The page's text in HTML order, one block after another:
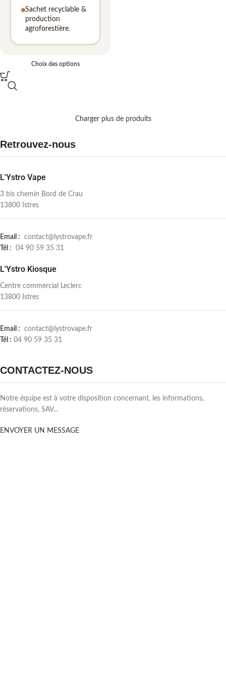
Sachet recyclable &
production
agroforestière.
Choix des options
Charger plus de produits
Retrouvez-nous
L'Ystro Vape
3 bis chemin Bord de Crau
13800 Istres
Email : contact@lystrovape.fr
Tél : 04 90 59 35 31
L'Ystro Kiosque
Centre commercial Leclerc
13800 Istres
Email : contact@lystrovape.fr
Tél : 04 90 59 35 31
CONTACTEZ-NOUS
Notre équipe est à votre disposition concernant, les informations,
réservations, SAV...
ENVOYER UN MESSAGE